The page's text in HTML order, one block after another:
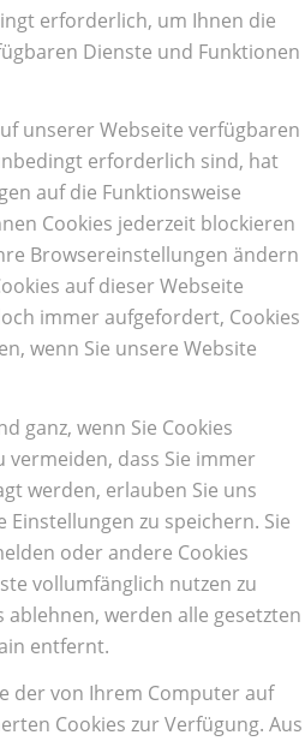
erforderlich, um Ihnen die
Dienste und Funktionen
unserer Webseite verfügbaren
erforderlich sind, hat
auf die Funktionsweise
Cookies jederzeit blockieren
Browsereinstellungen ändern
auf dieser Webseite
immer aufgefordert, Cookies
wenn Sie unsere Website
ganz, wenn Sie Cookies
dass Sie immer
werden, erlauben Sie uns
zu speichern. Sie
oder andere Cookies
vollumfänglich nutzen zu
ablehnen, werden alle gesetzten
entfernt.
der von Ihrem Computer auf
Cookies zur Verfügung. Aus